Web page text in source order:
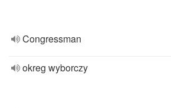
Congressman
okreg wyborczy